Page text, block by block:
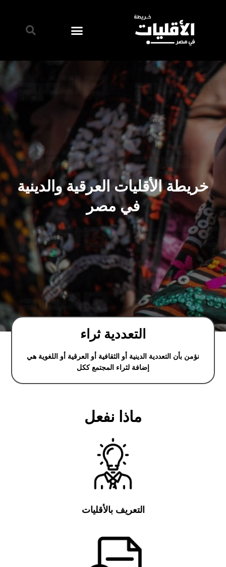
خريطة الأقليات العرقية والدينية
في مصر
التعددية ثراء
نؤمن بأن التعددية الدينية أو الثقافية أو العرقية أو اللغوية هي
إضافة لثراء المجتمع ككل
ماذا نفعل
التعريف بالأقليات